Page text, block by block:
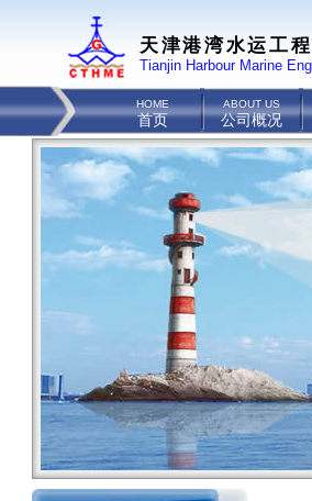
天津港湾水运工
Tianjin Harbour Marine
HOME
首页
ABOUT US
公司概况